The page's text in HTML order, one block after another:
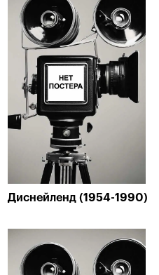
Диснейленд (1954-1990)